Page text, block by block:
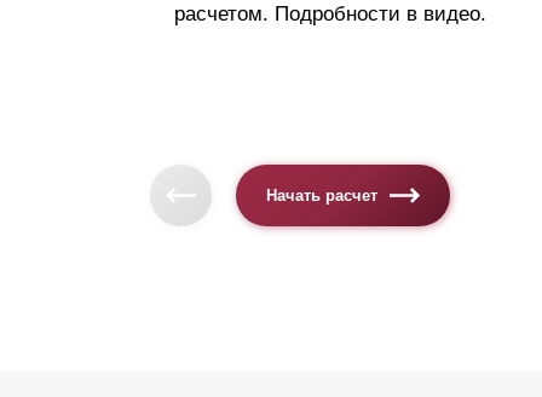
расчетом. Подробности в видео.
Начать расчет